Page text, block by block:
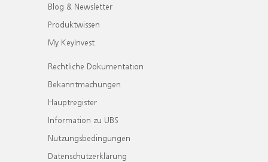
Blog & Newsletter
Produktwissen
My KeyInvest
Rechtliche Dokumentation
Bekanntmachungen
Hauptregister
Information zu UBS
Nutzungsbedingungen
Datenschutzerklärung